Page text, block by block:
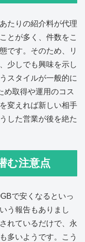
たりの紹介料が代理
とが多く、件数をこ
です。そのため、リ
少しでも興味を示し
スタイルが一般的に
め取得や運用のコス
変えれば新しい相手
した営業が後を絶た
む注意点
で安くなるといっ
う報告もありまし
れているだけで、永
多いようです。こう